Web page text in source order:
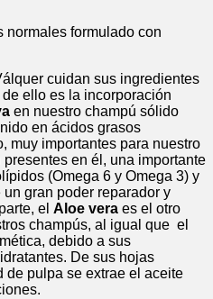
formulado con
cuidan sus ingredientes
ello es la incorporación
en nuestro champú sólido
en ácidos grasos
importantes para nuestro
en él, una importante
(Omega 6 y Omega 3) y
gran poder reparador y
el Aloe vera es el otro
champús, al igual que el
debido a sus
De sus hojas
de pulpa se extrae el aceite